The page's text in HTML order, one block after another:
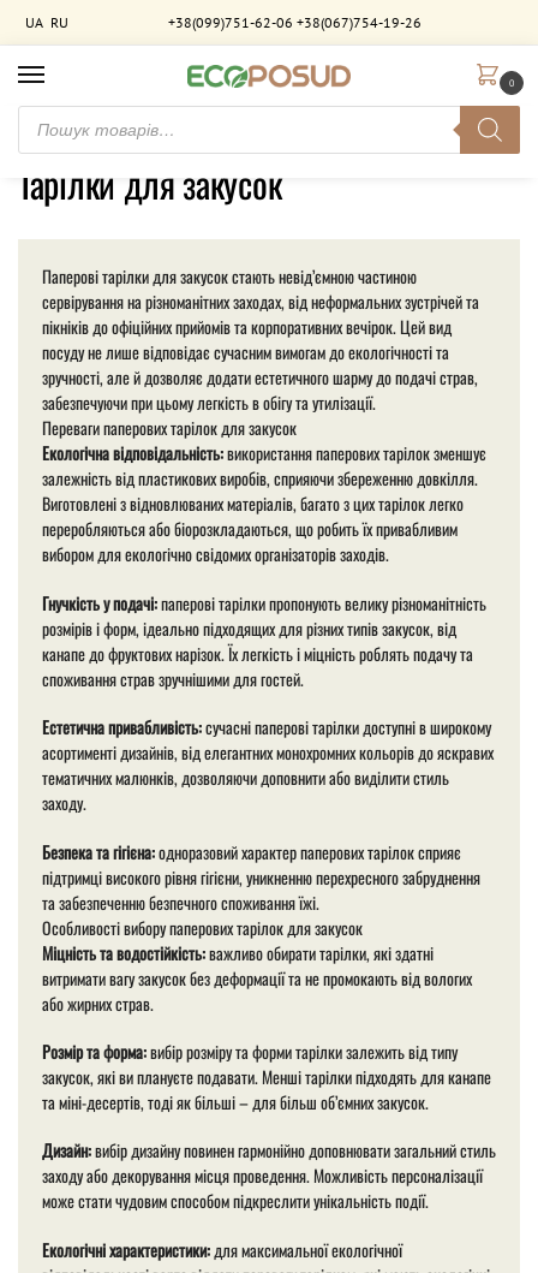
UA RU +38(099)751-62-06 +38(067)754-19-26
0
Головна / Товари з позначками “Тарілки для закусок”
Тарілки для закусок
Паперові тарілки для закусок стають невід’ємною частиною
сервірування на різноманітних заходах, від неформальних зустрічей та
пікніків до офіційних прийомів та корпоративних вечірок. Цей вид
посуду не лише відповідає сучасним вимогам до екологічності та
зручності, але й дозволяє додати естетичного шарму до подачі страв,
забезпечуючи при цьому легкість в обігу та утилізації.
Переваги паперових тарілок для закусок
Екологічна відповідальність:використання паперових тарілок зменшує
залежність від пластикових виробів, сприяючи збереженню довкілля.
Виготовлені з відновлюваних матеріалів, багато з цих тарілок легко
переробляються або біорозкладаються, що робить їх привабливим
вибором для екологічно свідомих організаторів заходів.
Гнучкість у подачі:паперові тарілки пропонують велику різноманітність
розмірів і форм, ідеально підходящих для різних типів закусок, від
канапе до фруктових нарізок. Їх легкість і міцність роблять подачу та
споживання страв зручнішими для гостей.
Естетична привабливість:сучасні паперові тарілки доступні в широкому
асортименті дизайнів, від елегантних монохромних кольорів до яскравих
тематичних малюнків, дозволяючи доповнити або виділити стиль
заходу.
Безпека та гігієна:одноразовий характер паперових тарілок сприяє
підтримці високого рівня гігієни, уникненню перехресного забруднення
та забезпеченню безпечного споживання їжі.
Особливості вибору паперових тарілок для закусок
Міцність та водостійкість:важливо обирати тарілки, які здатні
витримати вагу закусок без деформації та не промокають від вологих
або жирних страв.
Розмір та форма:вибір розміру та форми тарілки залежить від типу
закусок, які ви плануєте подавати. Менші тарілки підходять для канапе
та міні-десертів, тоді як більші – для більш об’ємних закусок.
Дизайн:вибір дизайну повинен гармонійно доповнювати загальний стиль
заходу або декорування місця проведення. Можливість персоналізації
може стати чудовим способом підкреслити унікальність події.
Екологічні характеристики:для максимальної екологічної